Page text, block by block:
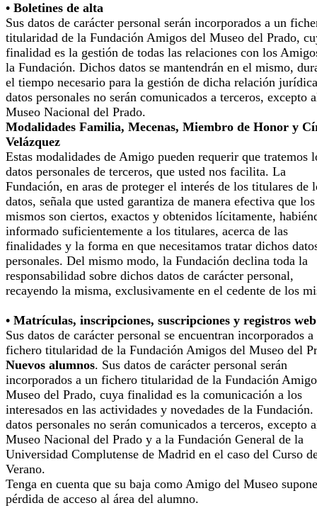
• Boletines de alta
Sus datos de carácter personal serán incorporados a un
titularidad de la Fundación Amigos del Museo del Prado,
finalidad es la gestión de todas las relaciones con los
la Fundación. Dichos datos se mantendrán en el mismo,
el tiempo necesario para la gestión de dicha relación
datos personales no serán comunicados a terceros, excepto
Museo Nacional del Prado.
Modalidades Familia, Mecenas, Miembro de Honor y
Velázquez
Estas modalidades de Amigo pueden requerir que tratemos
datos personales de terceros, que usted nos facilita. La
Fundación, en aras de proteger el interés de los titulares de
datos, señala que usted garantiza de manera efectiva que los
mismos son ciertos, exactos y obtenidos lícitamente,
informado suficientemente a los titulares, acerca de las
finalidades y la forma en que necesitamos tratar dichos
personales. Del mismo modo, la Fundación declina toda la
responsabilidad sobre dichos datos de carácter personal,
recayendo la misma, exclusivamente en el cedente de los
• Matrículas, inscripciones, suscripciones y registros web
Sus datos de carácter personal se encuentran incorporados a
fichero titularidad de la Fundación Amigos del Museo del
Nuevos alumnos. Sus datos de carácter personal serán
incorporados a un fichero titularidad de la Fundación
Museo del Prado, cuya finalidad es la comunicación a los
interesados en las actividades y novedades de la Fundación.
datos personales no serán comunicados a terceros, excepto
Museo Nacional del Prado y a la Fundación General de la
Universidad Complutense de Madrid en el caso del Curso
Verano.
Tenga en cuenta que su baja como Amigo del Museo
pérdida de acceso al área del alumno.